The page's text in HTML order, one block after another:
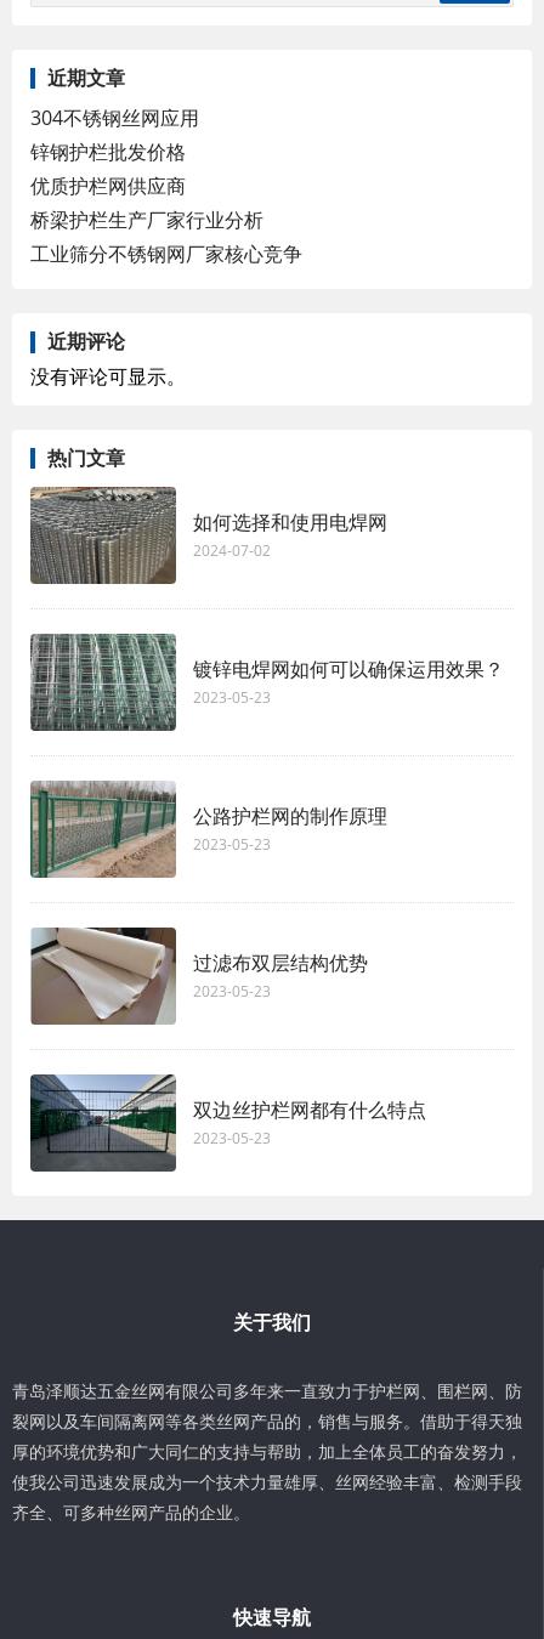
报价员会恢…
近期文章
304不锈钢丝网应用
锌钢护栏批发价格
优质护栏网供应商
桥梁护栏生产厂家行业分析
工业筛分不锈钢网厂家核心竞争
近期评论
没有评论可显示。
热门文章
如何选择和使用电焊网
2024-07-02
镀锌电焊网如何可以确保运用效果？
2023-05-23
公路护栏网的制作原理
2023-05-23
过滤布双层结构优势
2023-05-23
双边丝护栏网都有什么特点
2023-05-23
关于我们
青岛泽顺达五金丝网有限公司多年来一直致力于护栏网、围栏网、防
裂网以及车间隔离网等各类丝网产品的，销售与服务。借助于得天独
厚的环境优势和广大同仁的支持与帮助，加上全体员工的奋发努力，
使我公司迅速发展成为一个技术力量雄厚、丝网经验丰富、检测手段
齐全、可多种丝网产品的企业。
快速导航